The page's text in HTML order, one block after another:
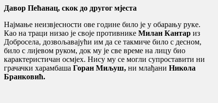
Давор Пећанац, скок до другог мјеста
Најмање неизвјесности ове године било је у обарању руке.
Као на траци низао је своје противнике Милан Кантар из
Добросела, дозвољавајући им да се такмиче било с десном,
било с лијевом руком, док му је све време на лицу био
карактеристичан осмјех. Нису му се могли супроставити ни
грачачки харамбаша Горан Миљуш, ни млађани Никола
Бранковић.